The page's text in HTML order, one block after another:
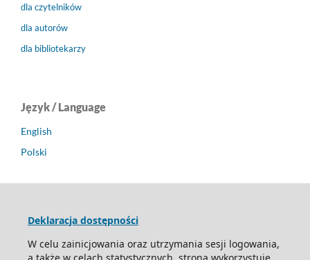
dla czytelników
dla autorów
dla bibliotekarzy
Język / Language
English
Polski
Deklaracja dostępności
W celu zainicjowania oraz utrzymania sesji logowania,